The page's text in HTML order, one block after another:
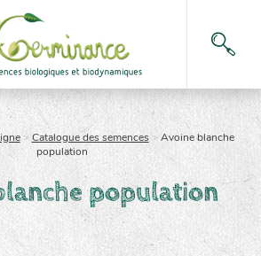
>Catalogue des semences>Avoine blanche
population
population